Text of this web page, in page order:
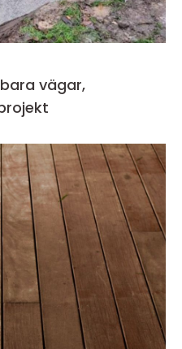
vägar,